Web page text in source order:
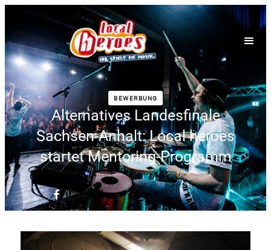
BEWERBUNG
Alternatives Landesfinale
Sachsen-Anhalt: Local heroes
startet Mentoring-Programm